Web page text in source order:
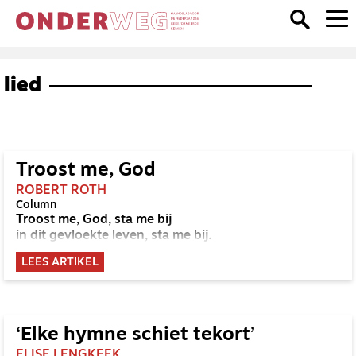
lied
Troost me, God
ROBERT ROTH
Column
Troost me, God, sta me bij
in dit gevloekte leven, sta me bij.
LEES ARTIKEL
‘Elke hymne schiet tekort’